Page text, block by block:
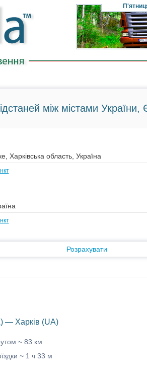
між містами України,
Розрахувати
— Харків (UA)
~ 83 км
~ 1 ч 33 м